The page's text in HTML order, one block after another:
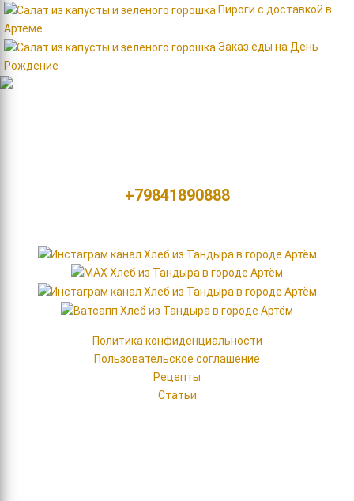
Пироги с доставкой в
Артеме
Заказ еды на День
Рождение
+79841890888
Политика конфиденциальности
Пользовательское соглашение
Рецепты
Статьи